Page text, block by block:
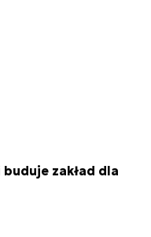
zakład dla